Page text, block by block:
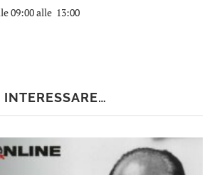
09:00 alle 13:00